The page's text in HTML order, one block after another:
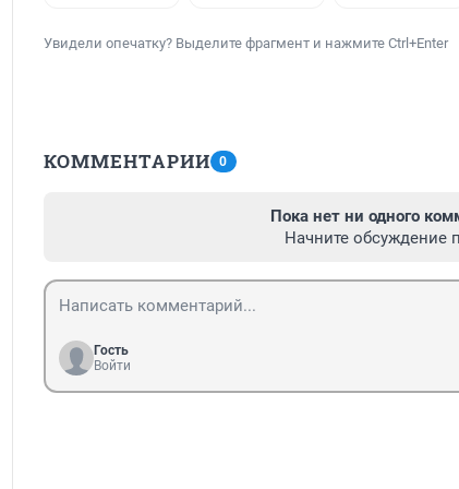
Увидели опечатку? Выделите фрагмент и нажмите Ctrl+Enter
КОММЕНТАРИИ 0
Пока нет ни одного
Начните обсуждение
Гость
Войти